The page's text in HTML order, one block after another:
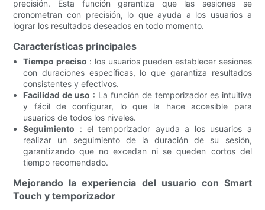
precisión. Esta función garantiza que las sesiones se
cronometran con precisión, lo que ayuda a los usuarios a
lograr los resultados deseados en todo momento.
Características principales
Tiempo preciso : los usuarios pueden establecer sesiones
con duraciones específicas, lo que garantiza resultados
consistentes y efectivos.
Facilidad de uso : La función de temporizador es intuitiva
y fácil de configurar, lo que la hace accesible para
usuarios de todos los niveles.
Seguimiento : el temporizador ayuda a los usuarios a
realizar un seguimiento de la duración de su sesión,
garantizando que no excedan ni se queden cortos del
tiempo recomendado.
Mejorando la experiencia del usuario con Smart
Touch y temporizador